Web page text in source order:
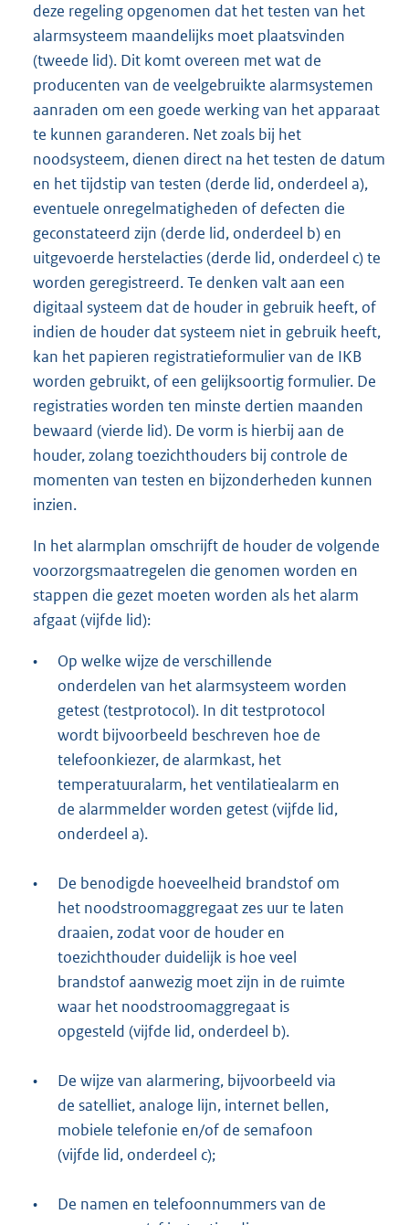
deze regeling opgenomen dat het testen van het
alarmsysteem maandelijks moet plaatsvinden
(tweede lid). Dit komt overeen met wat de
producenten van de veelgebruikte alarmsystemen
aanraden om een goede werking van het apparaat
te kunnen garanderen. Net zoals bij het
noodsysteem, dienen direct na het testen de datum
en het tijdstip van testen (derde lid, onderdeel a),
eventuele onregelmatigheden of defecten die
geconstateerd zijn (derde lid, onderdeel b) en
uitgevoerde herstelacties (derde lid, onderdeel c) te
worden geregistreerd. Te denken valt aan een
digitaal systeem dat de houder in gebruik heeft, of
indien de houder dat systeem niet in gebruik heeft,
kan het papieren registratieformulier van de IKB
worden gebruikt, of een gelijksoortig formulier. De
registraties worden ten minste dertien maanden
bewaard (vierde lid). De vorm is hierbij aan de
houder, zolang toezichthouders bij controle de
momenten van testen en bijzonderheden kunnen
inzien.
In het alarmplan omschrijft de houder de volgende
voorzorgsmaatregelen die genomen worden en
stappen die gezet moeten worden als het alarm
afgaat (vijfde lid):
•
Op welke wijze de verschillende
onderdelen van het alarmsysteem worden
getest (testprotocol). In dit testprotocol
wordt bijvoorbeeld beschreven hoe de
telefoonkiezer, de alarmkast, het
temperatuuralarm, het ventilatiealarm en
de alarmmelder worden getest (vijfde lid,
onderdeel a).
•
De benodigde hoeveelheid brandstof om
het noodstroomaggregaat zes uur te laten
draaien, zodat voor de houder en
toezichthouder duidelijk is hoe veel
brandstof aanwezig moet zijn in de ruimte
waar het noodstroomaggregaat is
opgesteld (vijfde lid, onderdeel b).
•
De wijze van alarmering, bijvoorbeeld via
de satelliet, analoge lijn, internet bellen,
mobiele telefonie en/of de semafoon
(vijfde lid, onderdeel c);
•
De namen en telefoonnummers van de